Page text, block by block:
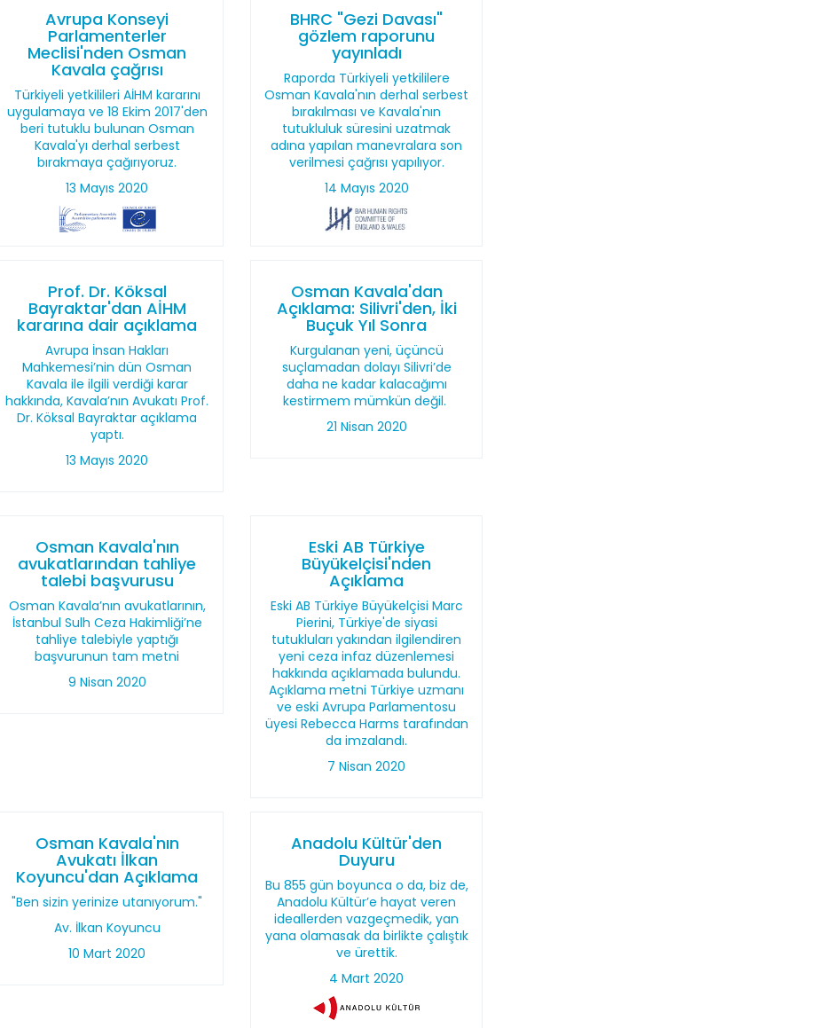
Avrupa Konseyi
Parlamenterler
Meclisi'nden Osman
Kavala çağrısı
Türkiyeli yetkilileri AİHM kararını
uygulamaya ve 18 Ekim 2017'den
beri tutuklu bulunan Osman
Kavala'yı derhal serbest
bırakmaya çağırıyoruz.
13 Mayıs 2020
BHRC "Gezi Davası"
gözlem raporunu
yayınladı
Raporda Türkiyeli yetkililere
Osman Kavala'nın derhal serbest
bırakılması ve Kavala'nın
tutukluluk süresini uzatmak
adına yapılan manevralara son
verilmesi çağrısı yapılıyor.
14 Mayıs 2020
Prof. Dr. Köksal
Bayraktar'dan AİHM
kararına dair açıklama
Avrupa İnsan Hakları
Mahkemesi’nin dün Osman
Kavala ile ilgili verdiği karar
hakkında, Kavala’nın Avukatı Prof.
Dr. Köksal Bayraktar açıklama
yaptı.
13 Mayıs 2020
Osman Kavala'dan
Açıklama: Silivri'den, İki
Buçuk Yıl Sonra
Kurgulanan yeni, üçüncü
suçlamadan dolayı Silivri’de
daha ne kadar kalacağımı
kestirmem mümkün değil.
21 Nisan 2020
Osman Kavala'nın
avukatlarından tahliye
talebi başvurusu
Osman Kavala’nın avukatlarının,
İstanbul Sulh Ceza Hakimliği’ne
tahliye talebiyle yaptığı
başvurunun tam metni
9 Nisan 2020
Eski AB Türkiye
Büyükelçisi'nden
Açıklama
Eski AB Türkiye Büyükelçisi Marc
Pierini, Türkiye'de siyasi
tutukluları yakından ilgilendiren
yeni ceza infaz düzenlemesi
hakkında açıklamada bulundu.
Açıklama metni Türkiye uzmanı
ve eski Avrupa Parlamentosu
üyesi Rebecca Harms tarafından
da imzalandı.
7 Nisan 2020
Osman Kavala'nın
Avukatı İlkan
Koyuncu'dan Açıklama
"Ben sizin yerinize utanıyorum."
Av. İlkan Koyuncu
10 Mart 2020
Anadolu Kültür'den
Duyuru
Bu 855 gün boyunca o da, biz de,
Anadolu Kültür’e hayat veren
ideallerden vazgeçmedik, yan
yana olamasak da birlikte çalıştık
ve ürettik.
4 Mart 2020